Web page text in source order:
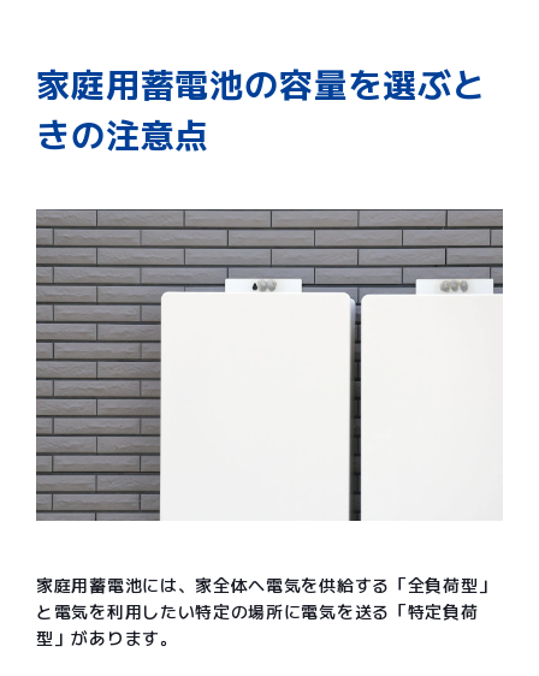
家庭用蓄電池の容量を選ぶと
きの注意点
家庭用蓄電池には、家全体へ電気を供給する「全負荷型」
と電気を利用したい特定の場所に電気を送る「特定負荷
型」があります。